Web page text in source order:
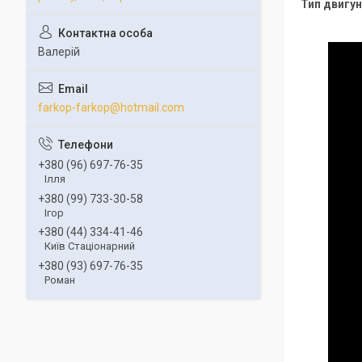
Тип
Валерій
farkop-farkop@hotmail.com
+380 (96) 697-76-35
Ілля
+380 (99) 733-30-58
Ігор
+380 (44) 334-41-46
Київ Стаціонарний
+380 (93) 697-76-35
Роман